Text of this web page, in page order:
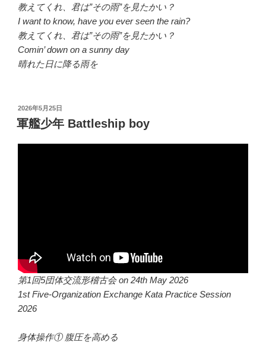
教えてくれ、君は”その雨”を見たかい？
I want to know, have you ever seen the rain?
教えてくれ、君は”その雨”を見たかい？
Comin’ down on a sunny day
晴れた日に降る雨を
投
稿
日:
2026年5月25日
軍艦少年 Battleship boy
第1回5団体交流形稽古会 on 24th May 2026
1st Five-Organization Exchange Kata Practice Session
2026
身体操作① 腹圧を高める